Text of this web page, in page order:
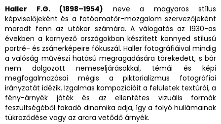
Haller F.G. (1898–1954) neve a magyaros stílus
képviselőjeként és a fotóamatőr-mozgalom szervezőjeként
maradt fenn az utókor számára. A válogatás az 1930-as
években a környező országokban készített könnyed stílusú
portré- és zsánerképeire fókuszál. Haller fotográfiáival mindig
a valóság művészi hatású megragadására törekedett, s bár
nem dolgozott nemeseljárásokkal, témái és képi
megfogalmazásai mégis a piktorializmus fotográfiai
irányzatát idézik. Izgalmas kompozícióit a felületek textúrái, a
fény-árnyék játék és az ellentétes vizuális formák
feszültségéből fakadó dinamika adja, így a folyó hullámainak
tükröződése vagy az arcra vetődő árnyék.